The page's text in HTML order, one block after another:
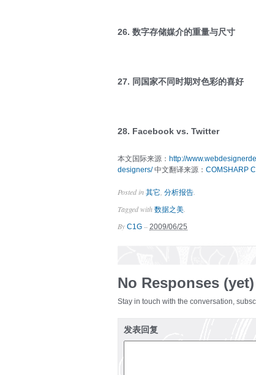
26. 数字存储媒介的重量与尺寸
27. 同国家不同时期对色彩的喜好
28. Facebook vs. Twitter
本文国际来源： http://
designers/中文翻译来源： COMSHARP
Posted in 其它 分析报告
Tagged with 数据之美
By C1G – 2009/06/25
No Responses (yet)
Stay in touch with the conversation,
发表回复